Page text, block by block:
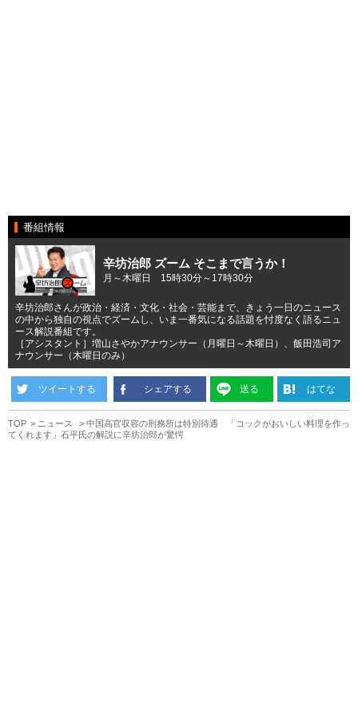
番組情報
辛坊治郎 ズーム そこまで言うか！
月～木曜日 15時30分～17時30分
辛坊治郎さんが政治・経済・文化・社会・芸能まで、きょう一日のニュース
の中から独自の視点でズームし、いま一番気になる話題を忖度なく語るニュ
ース解説番組です。
［アシスタント］増山さやかアナウンサー（月曜日～木曜日）、飯田浩司ア
ナウンサー（木曜日のみ）
ツイートする シェアする 送る はてな
TOP ニュース
中国高官収容の刑務所は特別待遇 「コックがおいしい料理を作っ
てくれます」石平氏の解説に辛坊治郎が驚愕